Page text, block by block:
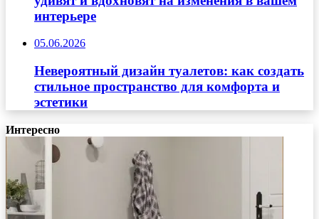
интерьере
05.06.2026
Невероятный дизайн туалетов: как создать
стильное пространство для комфорта и
эстетики
Интересно